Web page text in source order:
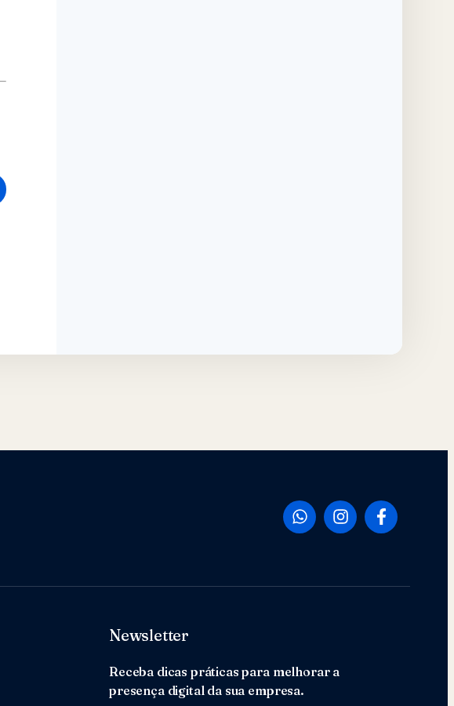
Newsletter
Receba dicas práticas para melhorar a
presença digital da sua empresa.